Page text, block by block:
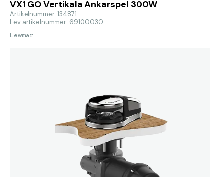
VX1 GO Vertikala Ankarspel 300W
Artikelnummer: 134871
Lev artikelnummer: 69100030
Lewmar